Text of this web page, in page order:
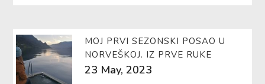
MOJ PRVI SEZONSKI POSAO U
NORVEŠKOJ. IZ PRVE RUKE
23 May, 2023